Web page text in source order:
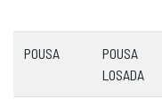
POUSA
POUSA
LOSADA